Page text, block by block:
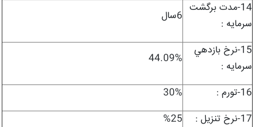
14-مدت برگشت
سرمايه :
6سال
15-نرخ بازدهي
سرمايه :
44.09%
16-تورم :
30%
17-نرخ تنزیل :
%25